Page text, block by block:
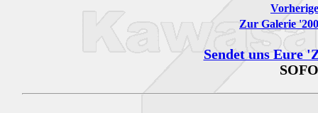
Zur Galerie
Sendet uns Eure